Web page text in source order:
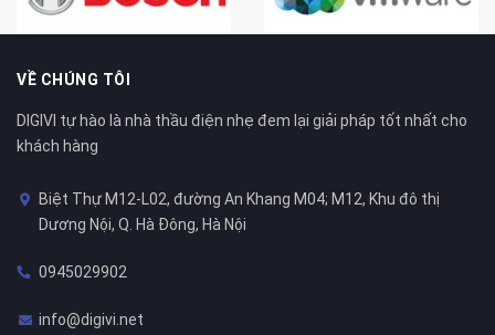
VỀ CHÚNG TÔI
DIGIVI tự hào là nhà thầu điện nhẹ đem lại giải pháp tốt nhất cho
khách hàng
Biệt Thự M12-L02, đường An Khang M04; M12, Khu đô thị
Dương Nội, Q. Hà Đông, Hà Nội
0945029902
info@digivi.net